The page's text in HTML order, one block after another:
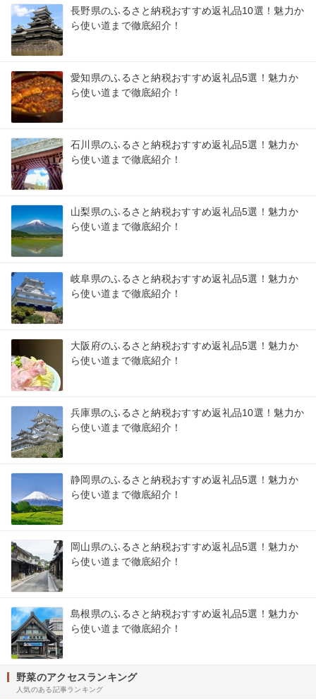
長野県のふるさと納税おすすめ返礼品10選！魅力か
ら使い道まで徹底紹介！
愛知県のふるさと納税おすすめ返礼品5選！魅力か
ら使い道まで徹底紹介！
石川県のふるさと納税おすすめ返礼品5選！魅力か
ら使い道まで徹底紹介！
山梨県のふるさと納税おすすめ返礼品5選！魅力か
ら使い道まで徹底紹介！
岐阜県のふるさと納税おすすめ返礼品5選！魅力か
ら使い道まで徹底紹介！
大阪府のふるさと納税おすすめ返礼品5選！魅力か
ら使い道まで徹底紹介！
兵庫県のふるさと納税おすすめ返礼品10選！魅力か
ら使い道まで徹底紹介！
静岡県のふるさと納税おすすめ返礼品5選！魅力か
ら使い道まで徹底紹介！
岡山県のふるさと納税おすすめ返礼品5選！魅力か
ら使い道まで徹底紹介！
島根県のふるさと納税おすすめ返礼品5選！魅力か
ら使い道まで徹底紹介！
野菜のアクセスランキング
人気のある記事ランキング